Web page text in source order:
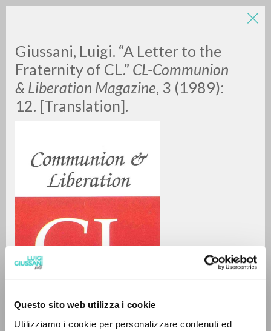
Questo sito web utilizza i cookie
Utilizziamo i cookie per personalizzare contenuti ed
Giussani, Luigi. “A Letter to the
Fraternity of CL.” CL-Communion
& Liberation Magazine, 3 (1989):
12. [Translation].
LUIGI
GIUSSANI